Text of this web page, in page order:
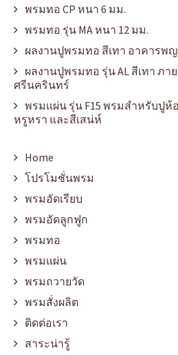
พรมทอ CP หนา 6 มม.
พรมทอ รุ่น MA หนา 12 มม.
ผลงานปูพรมทอ สีเทา อาคารพ
ผลงานปูพรมทอ รุ่น AL สีเทา ภ
ศรีนครินทร์
พรมแผ่น รุ่น F15 พรมสำหรับปูห้
หรูหรา และสีเสน่ห์
Home
โปรโมชั่นพรม
พรมอัดเรียบ
พรมอัดลูกฟูก
พรมทอ
พรมแผ่น
พรมถวายวัด
พรมสั่งผลิต
ติดต่อเรา
สาระน่ารู้